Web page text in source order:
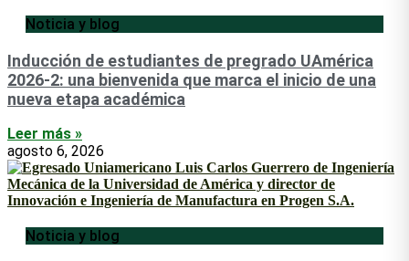
Noticia y blog
Inducción de estudiantes de pregrado UAmérica
2026-2: una bienvenida que marca el inicio de una
nueva etapa académica
Leer más »
agosto 6, 2026
Noticia y blog